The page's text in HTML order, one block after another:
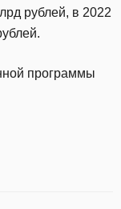
рублей, в 2022
программы